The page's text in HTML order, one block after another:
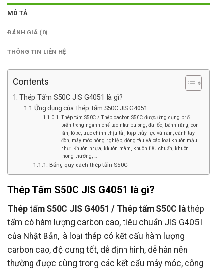
MÔ TẢ
ĐÁNH GIÁ (0)
THÔNG TIN LIÊN HỆ
Contents
Thép Tấm S50C JIS G4051 là gì?
Ứng dụng của Thép Tấm S50C JIS G4051
Thép tấm S50C / Thép cacbon S50C được ứng dụng phổ
biến trong ngành chế tạo như bulong, đai ốc, bánh răng, con
lăn, lò xe, trục chính chịu tải, kẹp thủy lực và ram, cánh tay
đòn, máy móc nông nghiệp, đóng tàu và các loại khuôn mẫu
như: Khuôn nhựa, khuôn mâm, khuôn tiêu chuẩn, khuôn
thông thường,….
Bảng quy cách thép tấm S50C
Thép Tấm S50C JIS G4051 là gì?
Thép tấm S50C JIS G4051 / Thép tấm S50C là thép
tấm có hàm lượng carbon cao, tiêu chuẩn JIS G4051
của Nhật Bản, là loại thép có kết cấu hàm lượng
carbon cao, độ cưng tốt, dễ định hình, dễ hàn nên
thường được dùng trong các kết cấu máy móc, công